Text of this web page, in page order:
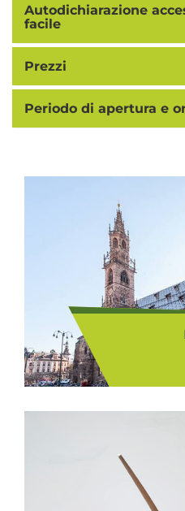
Autodichiarazione
facile
Prezzi
Periodo di apertura e
Adige, è il
Adige.